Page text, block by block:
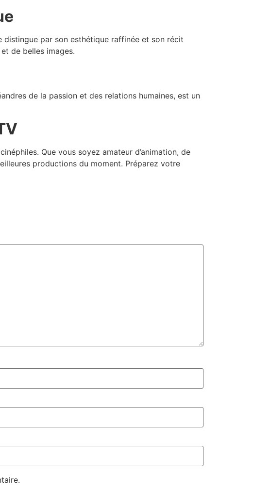
distingue par son esthétique raffinée et son récit
de belles images.
de la passion et des relations humaines, est un
Que vous soyez amateur d’animation, de
productions du moment. Préparez votre